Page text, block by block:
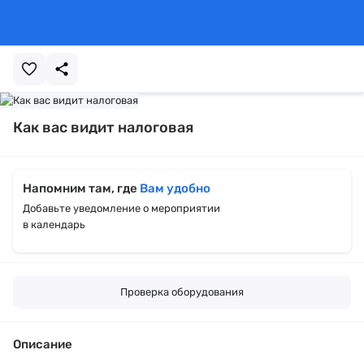
Как вас видит налоговая
Напомним там, где Вам удобно
Добавьте уведомление о мероприятии
в календарь
Проверка оборудования
Описание